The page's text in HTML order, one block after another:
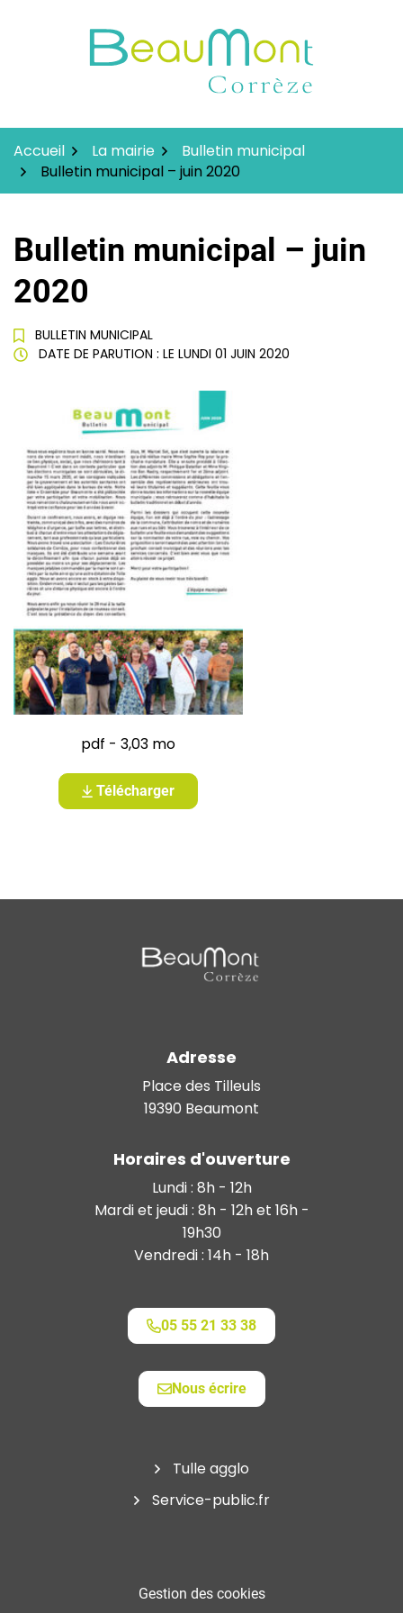
Accueil La mairie
Bulletin municipal
Bulletin municipal – juin 2020
Bulletin municipal – juin
2020
BULLETIN MUNICIPAL
DATE DE PARUTION : LE LUNDI 01 JUIN 2020
pdf - 3,03 mo
Télécharger
Adresse
Place des Tilleuls
19390 Beaumont
Horaires d'ouverture
Lundi : 8h - 12h
Mardi et jeudi : 8h - 12h et 16h -
19h30
Vendredi : 14h - 18h
05 55 21 33 38
Nous écrire
Tulle agglo
Service-public.fr
Gestion des cookies